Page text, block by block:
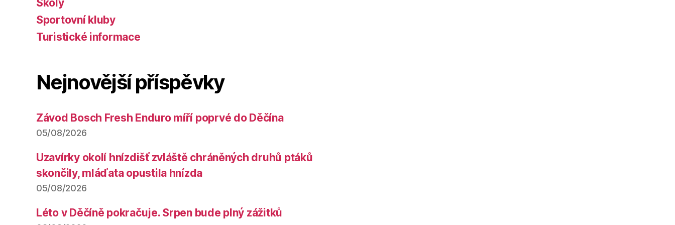
Školy
Sportovní kluby
Turistické informace
Nejnovější příspěvky
Závod Bosch Fresh Enduro míří poprvé do Děčína
05/08/2026
Uzavírky okolí hnízdišť zvláště chráněných druhů ptáků
skončily, mláďata opustila hnízda
05/08/2026
Léto v Děčíně pokračuje. Srpen bude plný zážitků